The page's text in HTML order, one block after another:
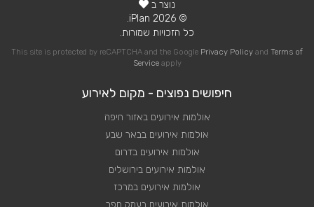
נוצר ב
© 2026 iPlan.
כל הזכויות שמורות.
This site is protected by reCAPTCHA and the Google Privacy Policy and Terms of
Serviceapply
חיפושים נפוצים - מקום לאירוע
אולמות אירועים באזור חיפה
אולמות אירועים בבאר שבע
אולמות אירועים בדרום
אולמות אירועים בירושלים
אולמות אירועים במרכז
אולמות אירועים בעמק חפר